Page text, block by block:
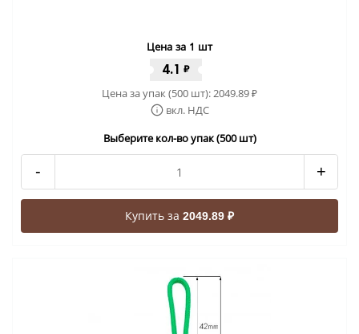
Цена за 1 шт
4.1 ₽
Цена за упак (500 шт):2049.89₽
вкл. НДС
Выберите кол-во упак (500 шт)
- +
Купить за 2049.89 ₽